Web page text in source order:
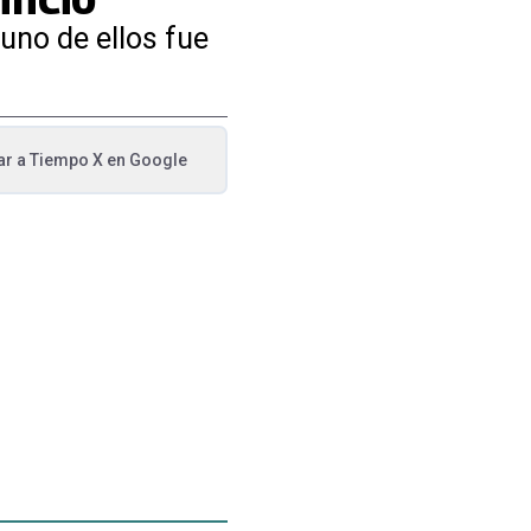
de ellos fue
a Tiempo Xen Google
pestaña